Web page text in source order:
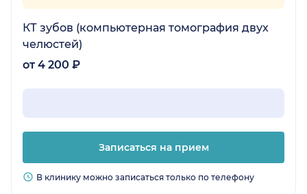
КТ зубов (компьютерная томография двух
челюстей)
от 4 200 ₽
Записаться на прием
В клинику можно записаться только по телефону